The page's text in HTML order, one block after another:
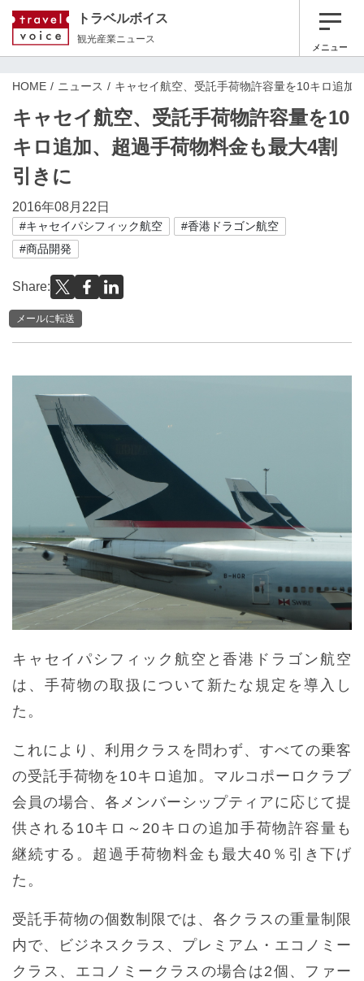
トラベルボイス
観光産業ニュース
メニュー
HOME ニュース キャセイ航空、受託手荷物許容量を10キロ追加
キャセイ航空、受託手荷物許容量を10
キロ追加、超過手荷物料金も最大4割
引きに
2016年08月22日
#キャセイパシフィック航空
#香港ドラゴン航空
#商品開発
Share:
メールに転送
キャセイパシフィック航空と香港ドラゴン航空
は、手荷物の取扱について新たな規定を導入し
た。
これにより、利用クラスを問わず、すべての乗客
の受託手荷物を10キロ追加。マルコポーロクラブ
会員の場合、各メンバーシップティアに応じて提
供される10キロ～20キロの追加手荷物許容量も
継続する。超過手荷物料金も最大40％引き下げ
た。
受託手荷物の個数制限では、各クラスの重量制限
内で、ビジネスクラス、プレミアム・エコノミー
クラス、エコノミークラスの場合は2個、ファー